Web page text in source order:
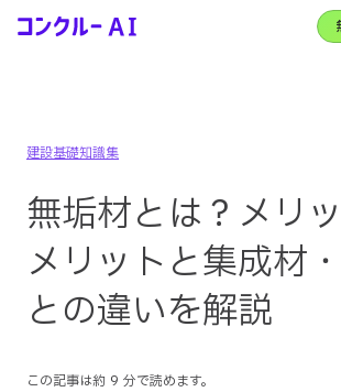
機能全体像
導入事例
建設基礎知識集
無垢材とは？メリ
メリットと集成材
との違いを解説
この記事は約 9 分で読めます。